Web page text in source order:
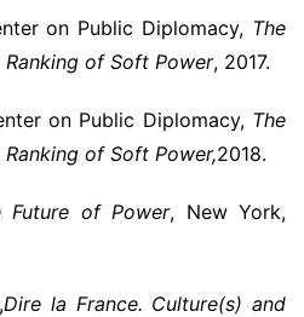
on Public Diplomacy, The
of Soft Power, 2017.
on Public Diplomacy, The
of Soft Power,2018.
Future of Power, New York,
Dire la France. Culture(s) and